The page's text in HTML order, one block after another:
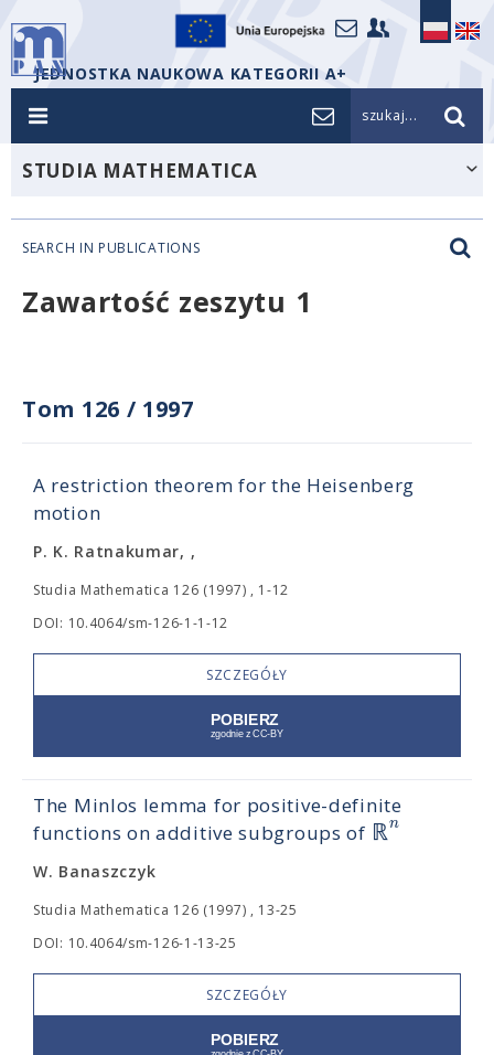
JEDNOSTKA NAUKOWA KATEGORII A+
szukaj...
STUDIA MATHEMATICA
SEARCH IN PUBLICATIONS
Zawartość zeszytu 1
Tom 126 / 1997
A restriction theorem for the Heisenberg
motion
P. K. Ratnakumar, ,
Studia Mathematica 126 (1997) , 1-12
DOI: 10.4064/sm-126-1-1-12
SZCZEGÓŁY
The Minlos lemma for positive-definite
functions on additive subgroups of ℝn
W. Banaszczyk
Studia Mathematica 126 (1997) , 13-25
DOI: 10.4064/sm-126-1-13-25
SZCZEGÓŁY